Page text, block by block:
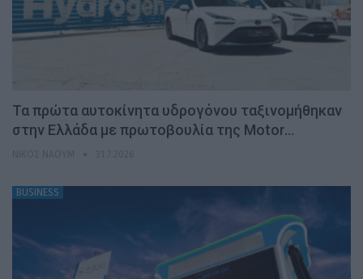
Τα πρώτα αυτοκίνητα υδρογόνου ταξινομήθηκαν
στην Ελλάδα με πρωτοβουλία της Motor…
BUSINESS